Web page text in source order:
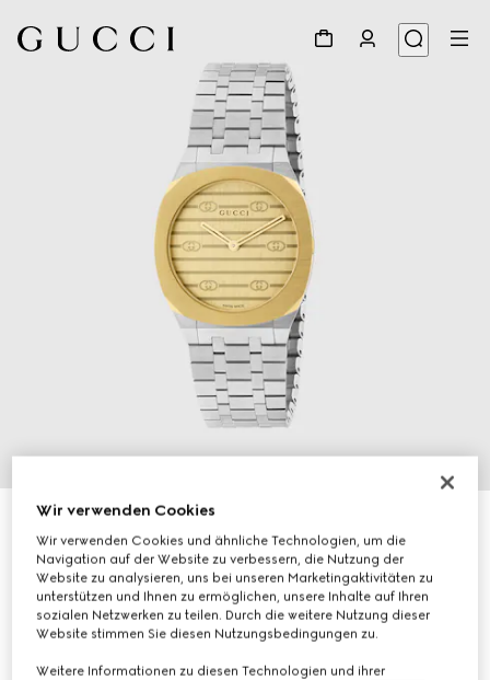
Virtual Try-On
GUCCI 25H Uhr, 30 mm
€ 1.900
Wir verwenden Cookies
Wir verwenden Cookies und ähnliche Technologien, um die
Navigation auf der Website zu verbessern, die Nutzung der
Website zu analysieren, uns bei unseren Marketingaktivitäten zu
unterstützen und Ihnen zu ermöglichen, unsere Inhalte auf Ihren
sozialen Netzwerken zu teilen. Durch die weitere Nutzung dieser
Website stimmen Sie diesen Nutzungsbedingungen zu.
Weitere Informationen zu diesen Technologien und ihrer